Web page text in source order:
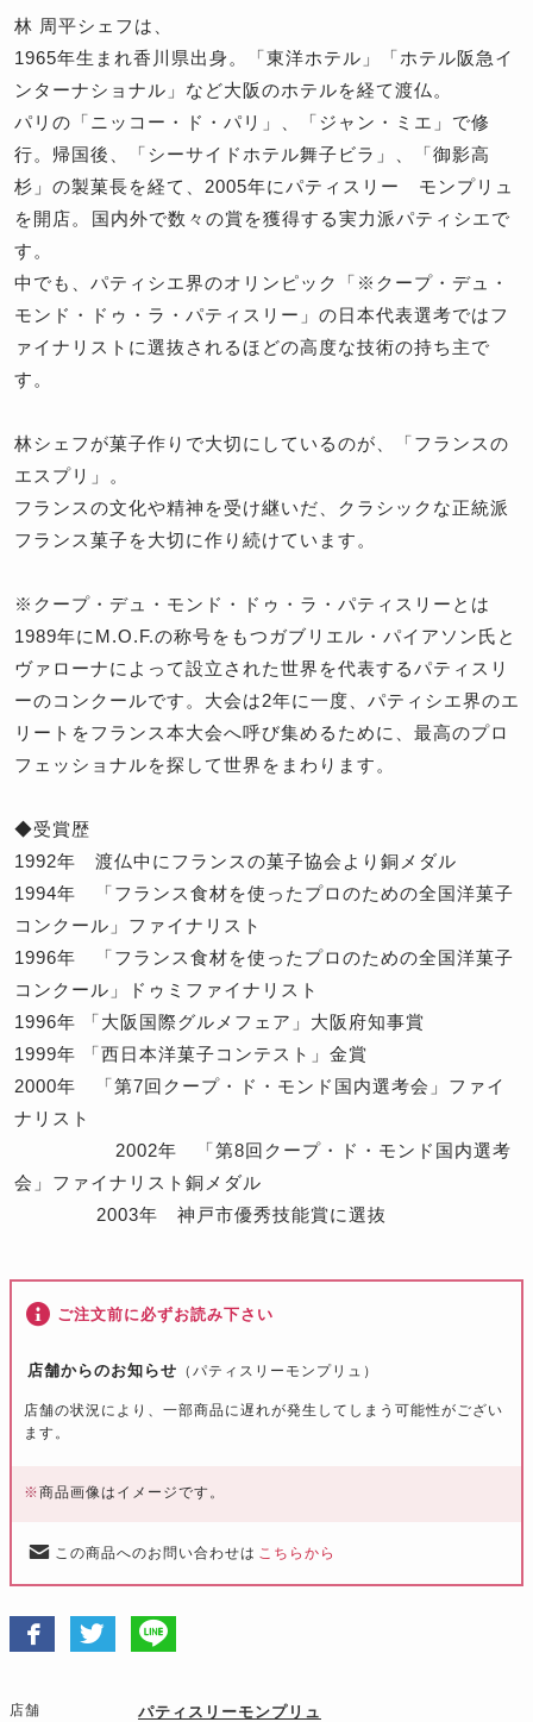
林 周平シェフは、
1965年生まれ香川県出身。「東洋ホテル」「ホテル阪急イ
ンターナショナル」など大阪のホテルを経て渡仏。
パリの「ニッコー・ド・パリ」、「ジャン・ミエ」で修
行。帰国後、「シーサイドホテル舞子ビラ」、「御影高
杉」の製菓長を経て、2005年にパティスリー モンプリュ
を開店。 国内外で数々の賞を獲得する実力派パティシエで
す。
中でも、パティシエ界のオリンピック「※クープ・デュ・
モンド・ドゥ・ラ・パティスリー」の日本代表選考ではフ
ァイナリストに選抜されるほどの高度な技術の持ち主で
す。
林シェフが菓子作りで大切にしているのが、「フランスの
エスプリ」。
フランスの文化や精神を受け継いだ、クラシックな正統派
フランス菓子を大切に作り続けています。
※クープ・デュ・モンド・ドゥ・ラ・パティスリーとは
1989年にM.O.F.の称号をもつガブリエル・パイアソン氏と
ヴァローナによって設立された世界を代表するパティスリ
ーのコンクールです。大会は2年に一度、パティシエ界のエ
リートをフランス本大会へ呼び集めるために、最高のプロ
フェッショナルを探して世界をまわります。
◆受賞歴
1992年 渡仏中にフランスの菓子協会より銅メダル
1994年 「フランス食材を使ったプロのための全国洋菓子
コンクール」ファイナリスト
1996年 「フランス食材を使ったプロのための全国洋菓子
コンクール」ドゥミファイナリスト
1996年 「大阪国際グルメフェア」大阪府知事賞
1999年 「西日本洋菓子コンテスト」金賞
2000年 「第7回クープ・ド・モンド国内選考会」ファイ
ナリスト
2002年 「第8回クープ・ド・モンド国内選考
会」ファイナリスト銅メダル
2003年 神戸市優秀技能賞に選抜
ご注文前に必ずお読み下さい
店舗からのお知らせ （パティスリーモンプリュ）
店舗の状況により、一部商品に遅れが発生してしまう可能性がござい
ます。
※商品画像はイメージです。
この商品へのお問い合わせは こちらから
店舗 パティスリーモンプリュ